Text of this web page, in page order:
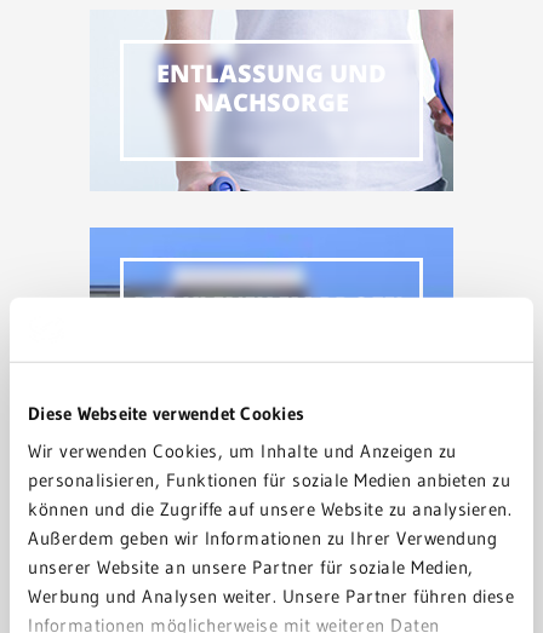
Diese Webseite verwendet Cookies
Wir verwenden Cookies, um Inhalte und Anzeigen zu
personalisieren, Funktionen für soziale Medien anbieten zu
können und die Zugriffe auf unsere Website zu analysieren.
Außerdem geben wir Informationen zu Ihrer Verwendung
unserer Website an unsere Partner für soziale Medien,
Werbung und Analysen weiter. Unsere Partner führen diese
Informationen möglicherweise mit weiteren Daten
ENTLASSUNG UND
NACHSORGE
DIE KLINIK IM PROFIL
GRNPLUS
GESUNDHEITS­
MAGAZIN